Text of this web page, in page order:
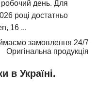
день. Для
році достатньо
16 ...
замовлення 24/7
Оригінальна продукція
в Україні.